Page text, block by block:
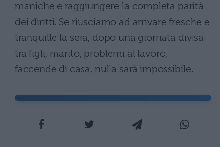
maniche e raggiungere la completa parità
dei diritti. Se riusciamo ad arrivare fresche e
tranquille la sera, dopo una giornata divisa
tra figli, marito, problemi al lavoro,
faccende di casa, nulla sarà impossibile.